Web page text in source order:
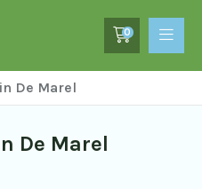
0
De Marel
De Marel